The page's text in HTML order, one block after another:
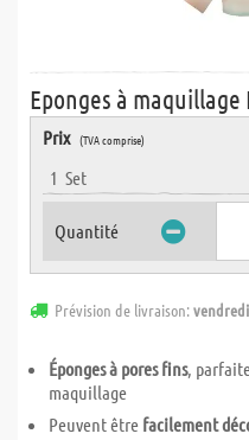
Eponges à maquillage
Prix (TVA comprise)
1 Set
Quantité
Prévision de livraison:
Éponges à pores fins,
maquillage
Peuvent être facilement